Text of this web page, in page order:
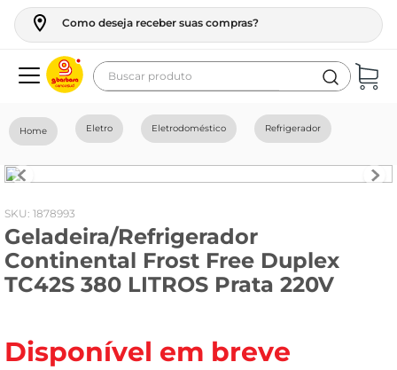
Como deseja receber suas compras?
Buscar produto
Eletro Eletrodoméstico Refrigerador
: 1878993
Geladeira/Refrigerador
Continental Frost Free Duplex
TC42S 380 LITROS Prata 220V
Disponível em breve
geladeira
fogao
café
cerveja
vinho